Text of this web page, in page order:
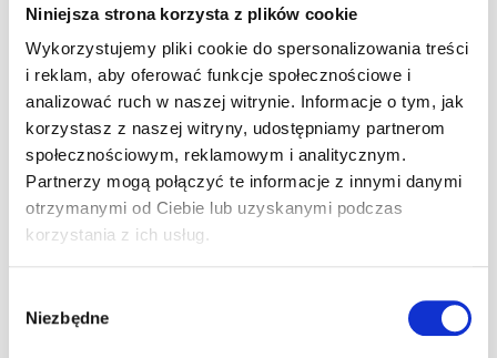
Niniejsza strona korzysta z plików cookie
Wykorzystujemy pliki cookie do spersonalizowania treści
i reklam, aby oferować funkcje społecznościowe i
analizować ruch w naszej witrynie. Informacje o tym, jak
korzystasz z naszej witryny, udostępniamy partnerom
społecznościowym, reklamowym i analitycznym.
Partnerzy mogą połączyć te informacje z innymi danymi
otrzymanymi od Ciebie lub uzyskanymi podczas
korzystania z ich usług.
zgody
Niezbędne
gokartem Puffo (od 5 roku życia, od ok. 110 cm
Czytaj dalej
Już 7 kwietnia otwarcie sezonu
Gokartów na PGE Narodowym!
Już 7 kwietnia otwarcie sezonu! Zbliża się otwarcie
stanowi bowiem odpowiedź